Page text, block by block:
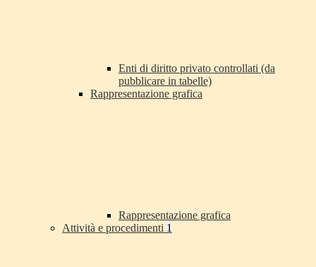
Enti di diritto privato controllati (da
pubblicare in tabelle)
Rappresentazione grafica
Rappresentazione grafica
Attività e procedimenti 1